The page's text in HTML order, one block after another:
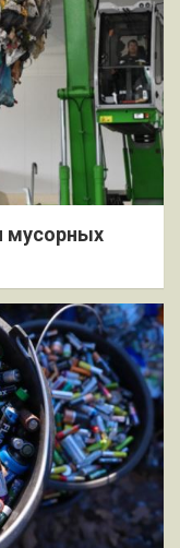
мусорных